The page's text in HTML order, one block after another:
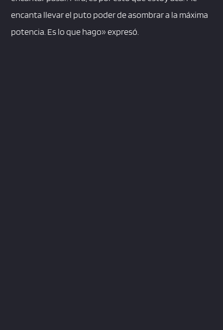
encanta llevar el puto poder de asombrar a la máxima
potencia. Es lo que hago» expresó.